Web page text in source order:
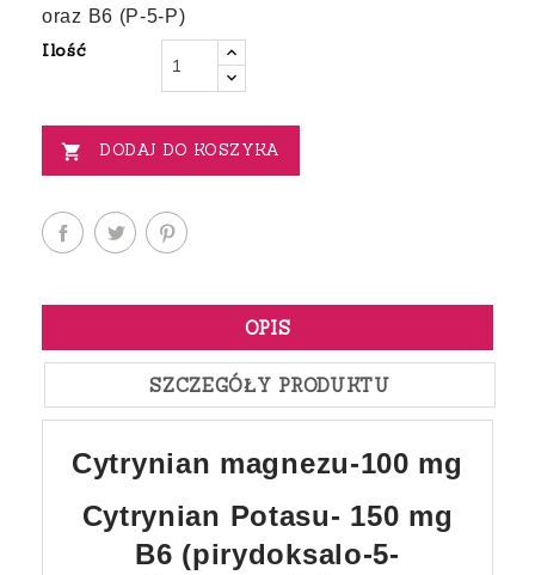
oraz B6 (P-5-P)
Ilość
 DODAJ DO KOSZYKA
OPIS
SZCZEGÓŁY PRODUKTU
Cytrynian magnezu-100 mg
Cytrynian Potasu- 150 mg
B6 (pirydoksalo-5-